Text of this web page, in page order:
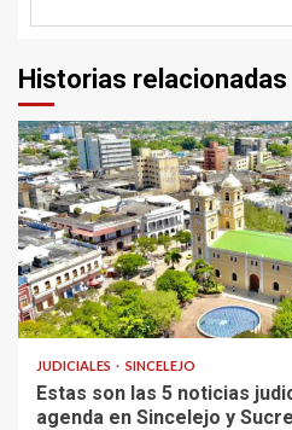
Historias relacionadas
2 min read
JUDICIALES SINCELEJO
Estas son las 5 noticias
agenda en Sincelejo y Sucre